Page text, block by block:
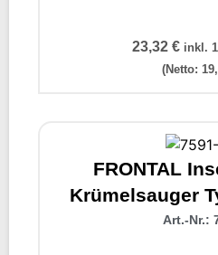
23,32 € inkl.
(Netto:
FRONTAL
Krümelsauger
Art.-Nr.: